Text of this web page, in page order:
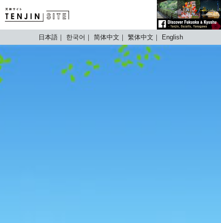
TENJIN SITE
日本語 한국어 简体中文 繁体中文 English